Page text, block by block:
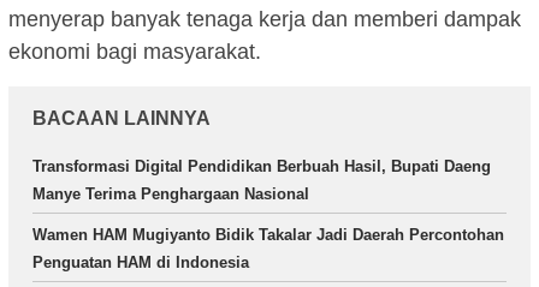
menyerap banyak tenaga kerja dan memberi dampak
ekonomi bagi masyarakat.
BACAAN LAINNYA
Transformasi Digital Pendidikan Berbuah Hasil, Bupati Daeng
Manye Terima Penghargaan Nasional
Wamen HAM Mugiyanto Bidik Takalar Jadi Daerah Percontohan
Penguatan HAM di Indonesia